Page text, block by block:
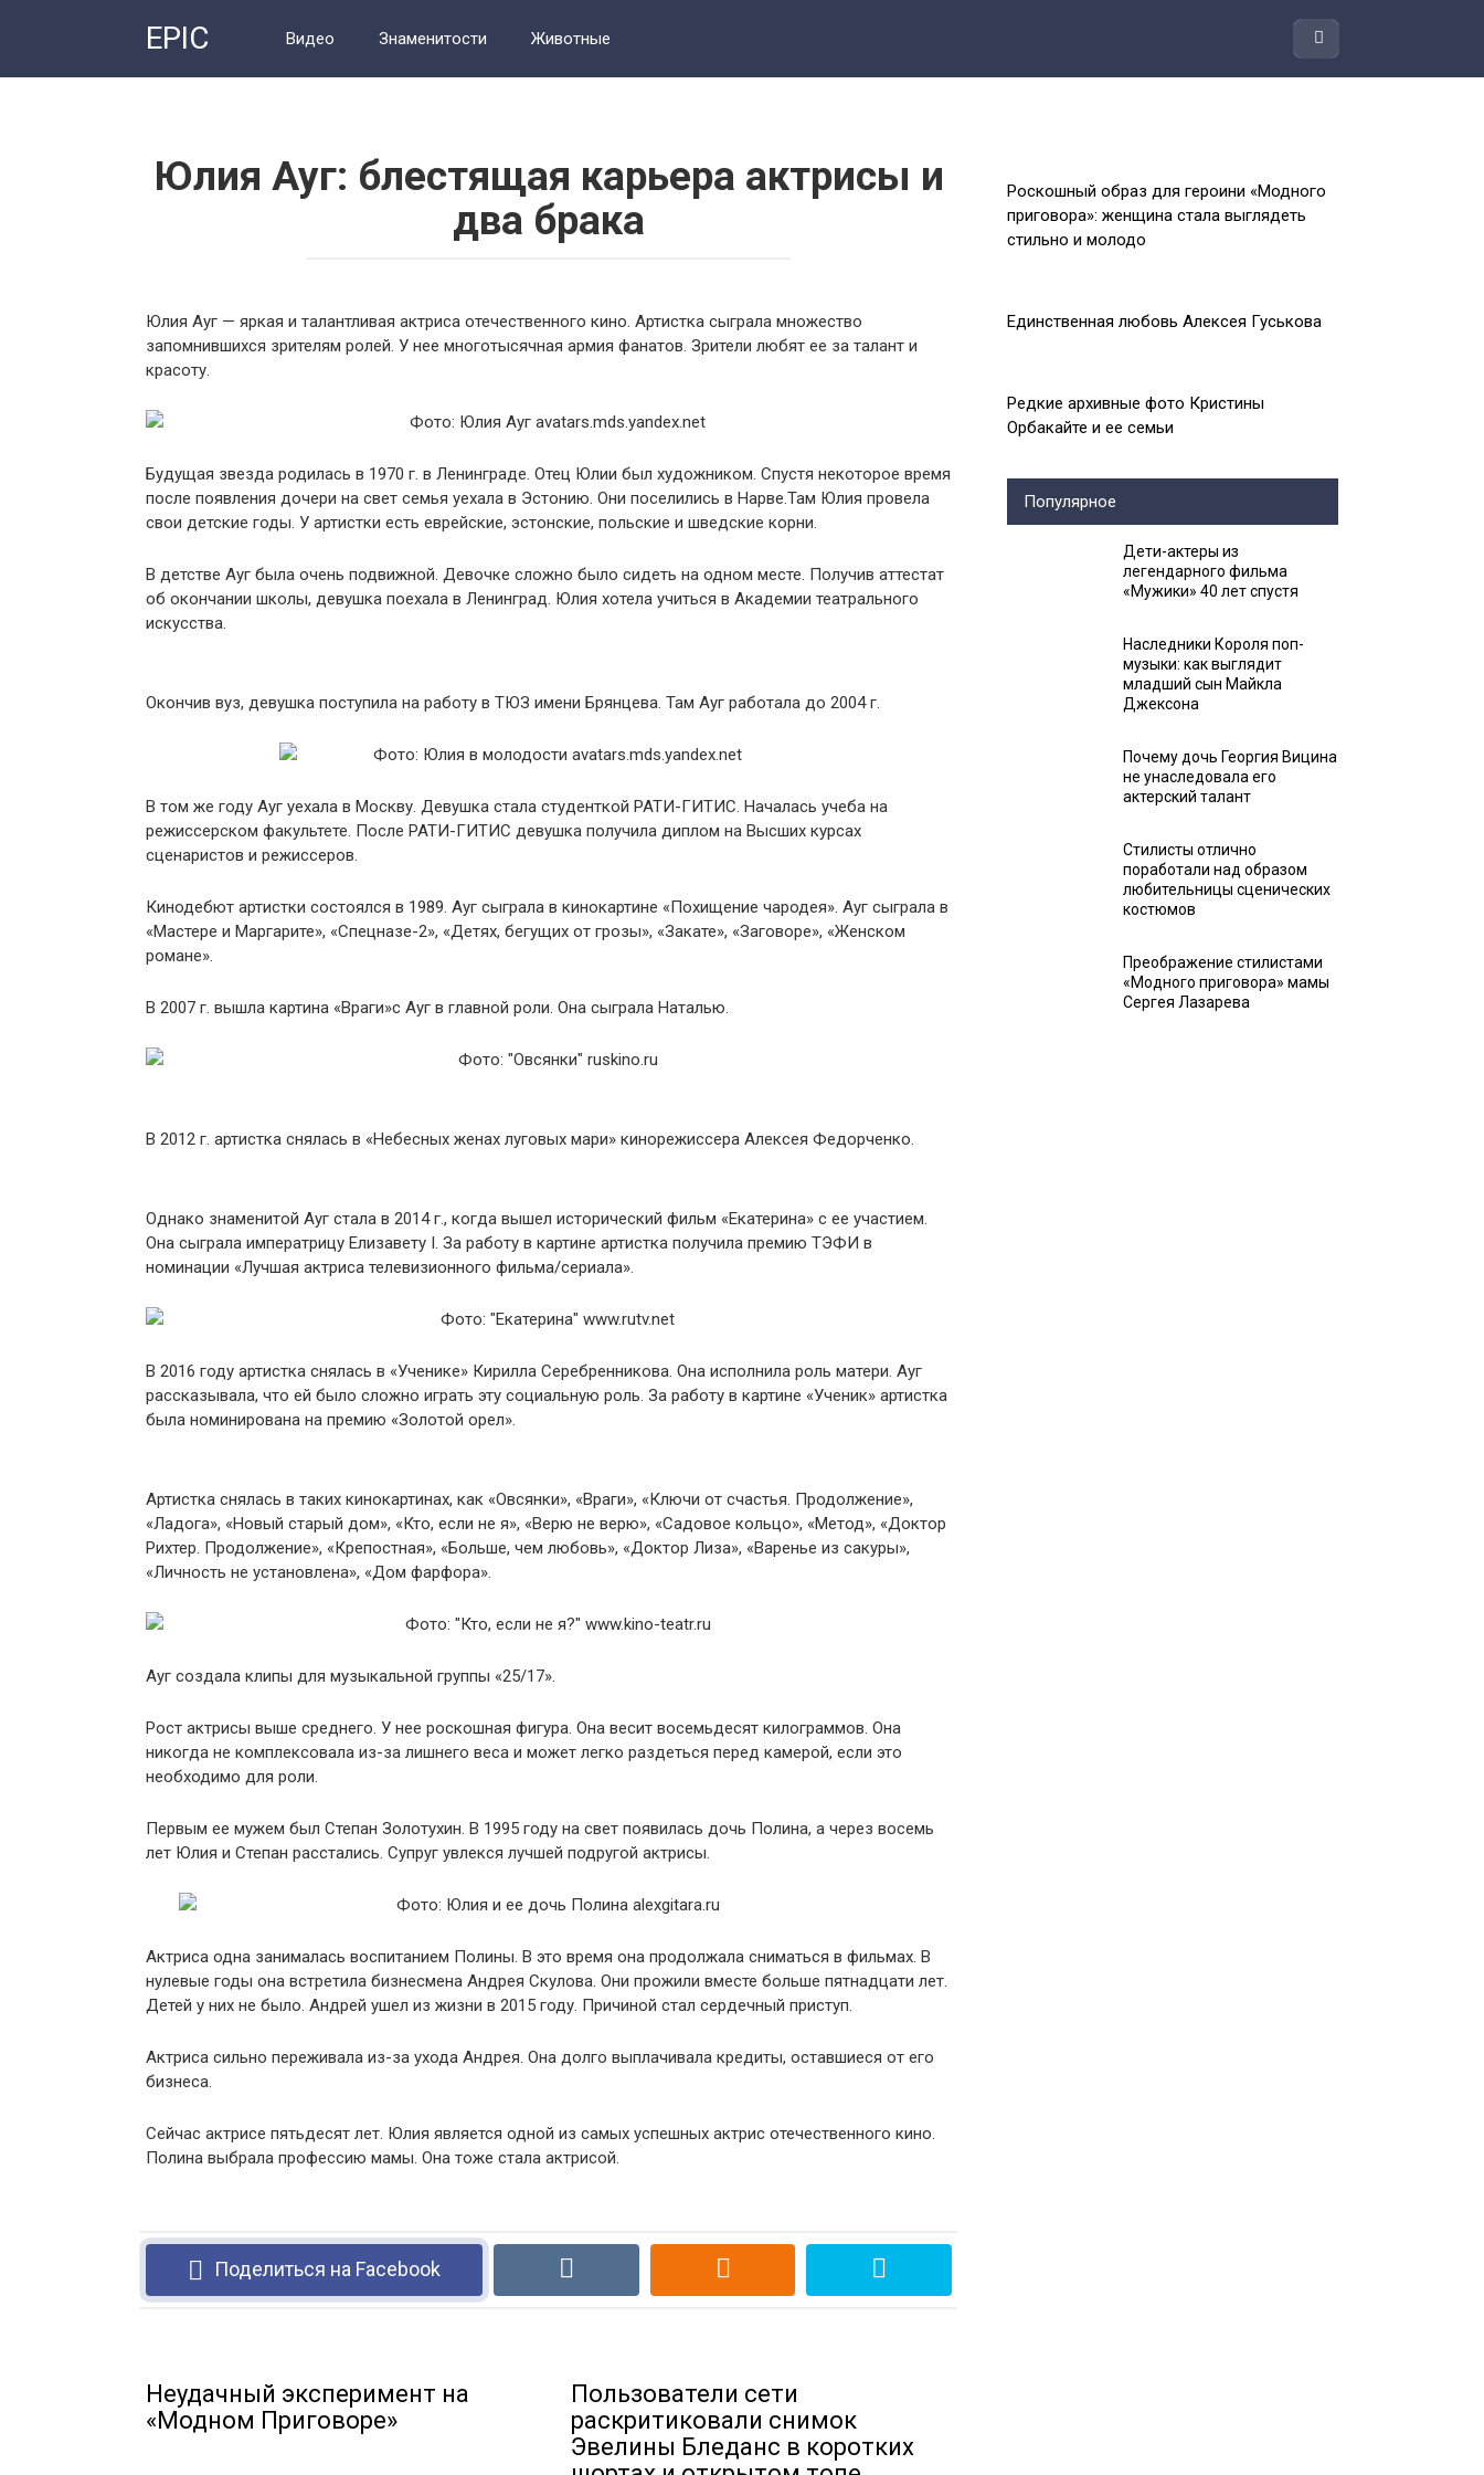
EPIC Видео Знаменитости Животные
Юлия Ауг: блестящая карьера актрисы и
два брака
Юлия Ауг — яркая и талантливая актриса отечественного кино. Артистка сыграла множество
запомнившихся зрителям ролей. У нее многотысячная армия фанатов. Зрители любят ее за талант и
красоту.
Будущая звезда родилась в 1970 г. в Ленинграде. Отец Юлии был художником. Спустя некоторое время
после появления дочери на свет семья уехала в Эстонию. Они поселились в Нарве.Там Юлия провела
свои детские годы. У артистки есть еврейские, эстонские, польские и шведские корни.
В детстве Ауг была очень подвижной. Девочке сложно было сидеть на одном месте. Получив аттестат
об окончании школы, девушка поехала в Ленинград. Юлия хотела учиться в Академии театрального
искусства.
Окончив вуз, девушка поступила на работу в ТЮЗ имени Брянцева. Там Ауг работала до 2004 г.
В том же году Ауг уехала в Москву. Девушка стала студенткой РАТИ-ГИТИС. Началась учеба на
режиссерском факультете. После РАТИ-ГИТИС девушка получила диплом на Высших курсах
сценаристов и режиссеров.
Кинодебют артистки состоялся в 1989. Ауг сыграла в кинокартине «Похищение чародея». Ауг сыграла в
«Мастере и Маргарите», «Спецназе-2», «Детях, бегущих от грозы», «Закате», «Заговоре», «Женском
романе».
В 2007 г. вышла картина «Враги»с Ауг в главной роли. Она сыграла Наталью.
В 2012 г. артистка снялась в «Небесных женах луговых мари» кинорежиссера Алексея Федорченко.
Однако знаменитой Ауг стала в 2014 г., когда вышел исторический фильм «Екатерина» с ее участием.
Она сыграла императрицу Елизавету I. За работу в картине артистка получила премию ТЭФИ в
номинации «Лучшая актриса телевизионного фильма/сериала».
В 2016 году артистка снялась в «Ученике» Кирилла Серебренникова. Она исполнила роль матери. Ауг
рассказывала, что ей было сложно играть эту социальную роль. За работу в картине «Ученик» артистка
была номинирована на премию «Золотой орел».
Артистка снялась в таких кинокартинах, как «Овсянки», «Враги», «Ключи от счастья. Продолжение»,
«Ладога», «Новый старый дом», «Кто, если не я», «Верю не верю», «Садовое кольцо», «Метод», «Доктор
Рихтер. Продолжение», «Крепостная», «Больше, чем любовь», «Доктор Лиза», «Варенье из сакуры»,
«Личность не установлена», «Дом фарфора».
Ауг создала клипы для музыкальной группы «25/17».
Рост актрисы выше среднего. У нее роскошная фигура. Она весит восемьдесят килограммов. Она
никогда не комплексовала из-за лишнего веса и может легко раздеться перед камерой, если это
необходимо для роли.
Первым ее мужем был Степан Золотухин. В 1995 году на свет появилась дочь Полина, а через восемь
лет Юлия и Степан расстались. Супруг увлекся лучшей подругой актрисы.
Актриса одна занималась воспитанием Полины. В это время она продолжала сниматься в фильмах. В
нулевые годы она встретила бизнесмена Андрея Скулова. Они прожили вместе больше пятнадцати лет.
Детей у них не было. Андрей ушел из жизни в 2015 году. Причиной стал сердечный приступ.
Актриса сильно переживала из-за ухода Андрея. Она долго выплачивала кредиты, оставшиеся от его
бизнеса.
Сейчас актрисе пятьдесят лет. Юлия является одной из самых успешных актрис отечественного кино.
Полина выбрала профессию мамы. Она тоже стала актрисой.
Поделиться на Facebook
Неудачный эксперимент на
«Модном Приговоре»
Пользователи сети
раскритиковали снимок
Эвелины Бледанс в коротких
Роскошный образ для героини «Модного
приговора»: женщина стала выглядеть
стильно и молодо
Единственная любовь Алексея Гуськова
Редкие архивные фото Кристины
Орбакайте и ее семьи
Популярное
Дети-актеры из
легендарного фильма
«Мужики» 40 лет спустя
Наследники Короля поп-
музыки: как выглядит
младший сын Майкла
Джексона
Почему дочь Георгия Вицина
не унаследовала его
актерский талант
Стилисты отлично
поработали над образом
любительницы сценических
костюмов
Преображение стилистами
«Модного приговора» мамы
Сергея Лазарева